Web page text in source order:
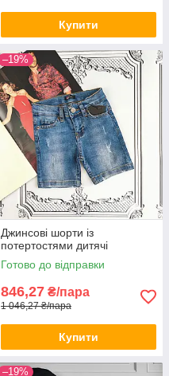
Купити
–19%
Джинсові шорти із
потертостями дитячі
Готово до відправки
846,27 ₴/пара
1 046,27 ₴/пара
Купити
–19%